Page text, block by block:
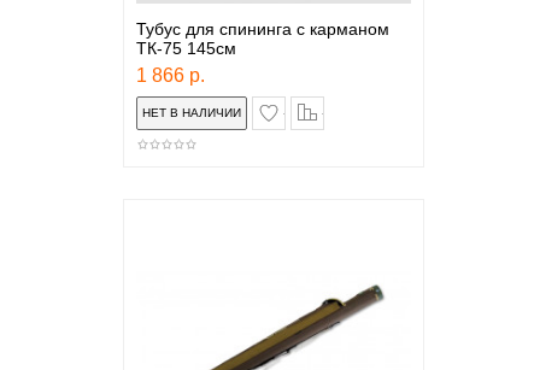
Тубус для спининга с карманом
ТК-75 145см
1 866 р.
в закладки